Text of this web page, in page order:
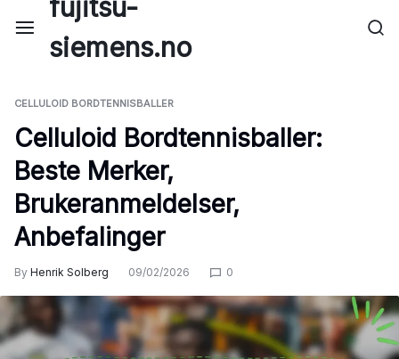
content
fujitsu-
siemens.no
CELLULOID BORDTENNISBALLER
Celluloid Bordtennisballer:
Beste Merker,
Brukeranmeldelser,
Anbefalinger
By Henrik Solberg 09/02/2026 0